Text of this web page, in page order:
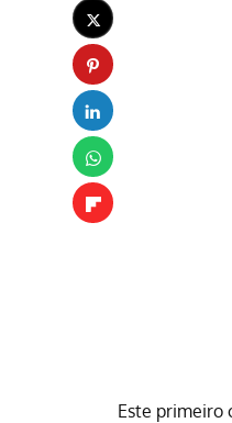
Este primeiro